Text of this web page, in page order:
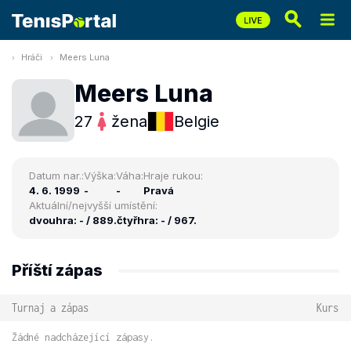
Hráči Meers Luna
Meers Luna
27 žena Belgie
Datum nar.:
4. 6. 1999
Výška:
-
Váha:
-
Hraje rukou:
Pravá
Aktuální/nejvyšší umístění:
dvouhra: - / 889.čtyřhra: - / 967.
Příští zápas
Turnaj a zápas Kurs
Žádné nadcházející zápasy.